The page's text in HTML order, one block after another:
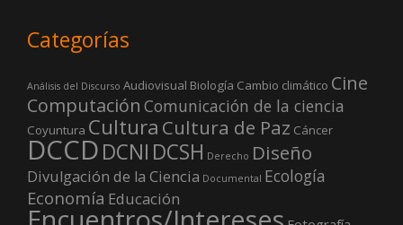
Categorías
Análisis del Discurso Audiovisual Biología Cambio climático Cine
Computación Comunicación de la ciencia
Coyuntura Cultura Cultura de Paz Cáncer
DCCDDCNI DCSH Derecho Diseño
Divulgación de la Ciencia Documental Ecología
Economía Educación